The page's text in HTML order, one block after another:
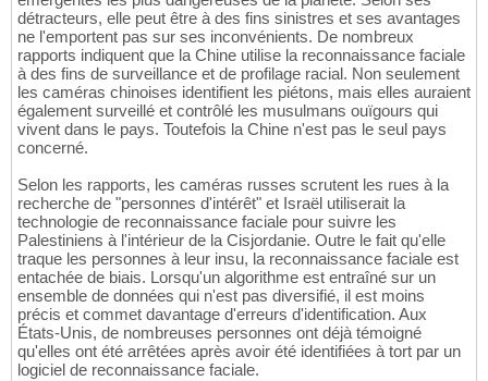
détracteurs, elle peut être à des fins sinistres et ses avantages
ne l'emportent pas sur ses inconvénients. De nombreux
rapports indiquent que la Chine utilise la reconnaissance faciale
à des fins de surveillance et de profilage racial. Non seulement
les caméras chinoises identifient les piétons, mais elles auraient
également surveillé et contrôlé les musulmans ouïgours qui
vivent dans le pays. Toutefois la Chine n'est pas le seul pays
concerné.
Selon les rapports, les caméras russes scrutent les rues à la
recherche de "personnes d'intérêt" et Israël utiliserait la
technologie de reconnaissance faciale pour suivre les
Palestiniens à l'intérieur de la Cisjordanie. Outre le fait qu'elle
traque les personnes à leur insu, la reconnaissance faciale est
entachée de biais. Lorsqu'un algorithme est entraîné sur un
ensemble de données qui n'est pas diversifié, il est moins
précis et commet davantage d'erreurs d'identification. Aux
États-Unis, de nombreuses personnes ont déjà témoigné
qu'elles ont été arrêtées après avoir été identifiées à tort par un
logiciel de reconnaissance faciale.